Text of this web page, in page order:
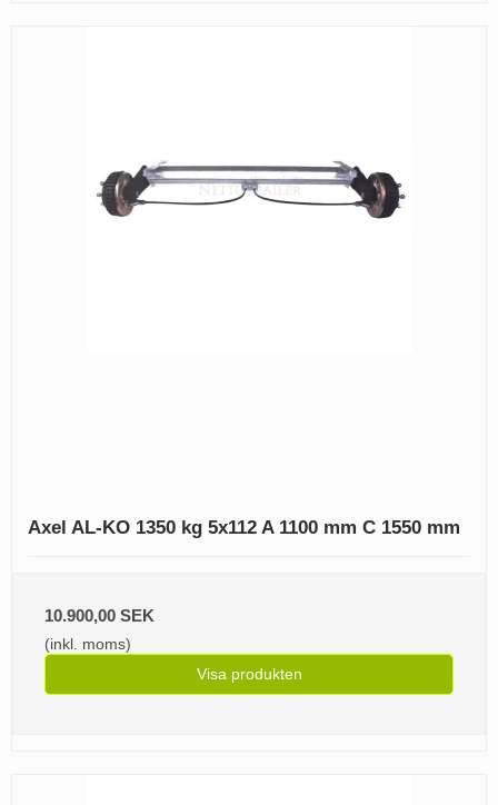
Axel AL-KO 1350 kg 5x112 A 1100 mm C 1550 mm
10.900,00 SEK
(inkl. moms)
Visa produkten